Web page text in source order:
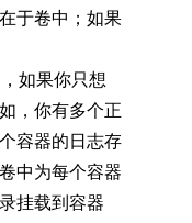
于卷中；如果
如果你只想
，你有多个正
容器的日志存
中为每个容器
挂载到容器